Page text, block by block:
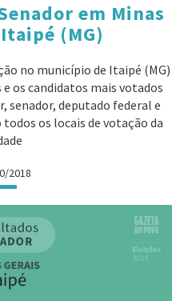
em Minas
(MG)
no município de Itaipé (MG)
os candidatos mais votados
senador, deputado federal e
os locais de votação da
2018